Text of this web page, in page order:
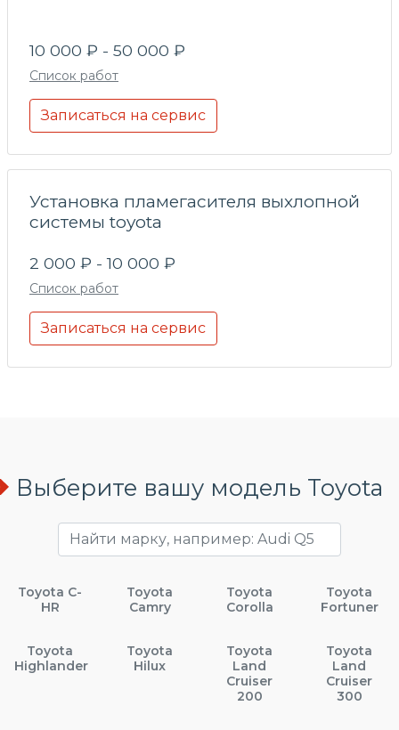
10 000 ₽ - 50 000 ₽
Список работ
Записаться на сервис
Установка пламегасителя выхлопной
системы toyota
2 000 ₽ - 10 000 ₽
Список работ
Записаться на сервис
Выберите вашу модель Toyota
Toyota C-
HR
Toyota
Camry
Toyota
Corolla
Toyota
Fortuner
Toyota
Highlander
Toyota
Hilux
Toyota
Land
Cruiser
200
Toyota
Land
Cruiser
300